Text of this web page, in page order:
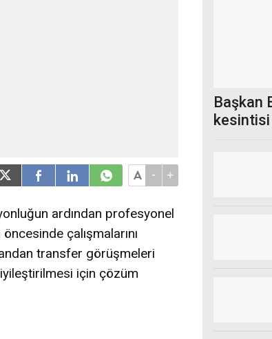
- +
ardından profesyonel
çalışmalarını
transfer görüşmeleri
için çözüm
Başkan
kesintisi